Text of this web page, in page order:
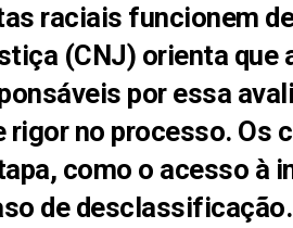
raciais funcionem
(CNJ) orienta
por essa
rigor no processo. Os
como o acesso à
de